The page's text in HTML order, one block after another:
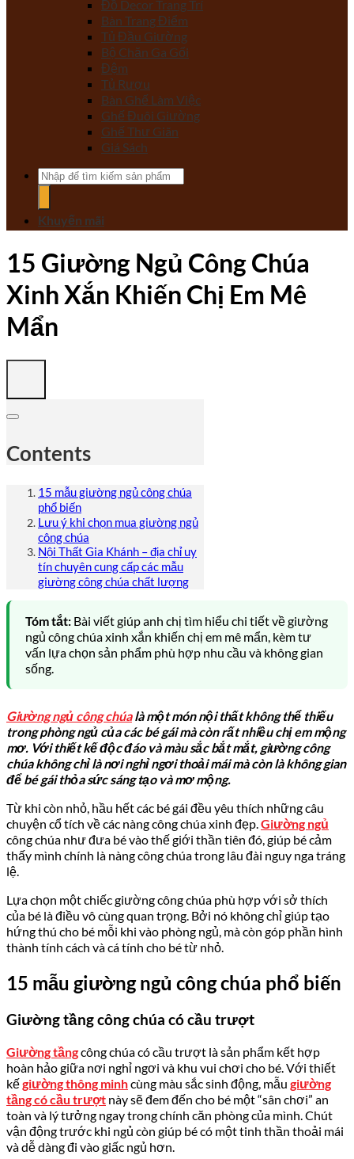
Đồ Decor Trang Trí
Bàn Trang Điểm
Tủ Đầu Giường
Bộ Chăn Ga Gối
Đệm
Tủ Rượu
Bàn Ghế Làm Việc
Ghế Đuôi Giường
Ghế Thư Giãn
Giá Sách
Tìm
kiếm:
Khuyến mãi
15 Giường Ngủ Công Chúa
Xinh Xắn Khiến Chị Em Mê
Mẩn
Contents
15 mẫu giường ngủ công chúa
phổ biến
Lưu ý khi chọn mua giường ngủ
công chúa
Nội Thất Gia Khánh – địa chỉ uy
tín chuyên cung cấp các mẫu
giường công chúa chất lượng
Tóm tắt: Bài viết giúp anh chị tìm hiểu chi tiết về giường
ngủ công chúa xinh xắn khiến chị em mê mẩn, kèm tư
vấn lựa chọn sản phẩm phù hợp nhu cầu và không gian
sống.
Giường ngủ công chúa là một món nội thất không thể thiếu
trong phòng ngủ của các bé gái mà còn rất nhiều chị em mộng
mơ. Với thiết kế độc đáo và màu sắc bắt mắt, giường công
chúa không chỉ là nơi nghỉ ngơi thoải mái mà còn là không gian
để bé gái thỏa sức sáng tạo và mơ mộng.
Từ khi còn nhỏ, hầu hết các bé gái đều yêu thích những câu
chuyện cổ tích về các nàng công chúa xinh đẹp.Giường ngủ
công chúa như đưa bé vào thế giới thần tiên đó, giúp bé cảm
thấy mình chính là nàng công chúa trong lâu đài nguy nga tráng
lệ.
Lựa chọn một chiếc giường công chúa phù hợp với sở thích
của bé là điều vô cùng quan trọng. Bởi nó không chỉ giúp tạo
hứng thú cho bé mỗi khi vào phòng ngủ, mà còn góp phần hình
thành tính cách và cá tính cho bé từ nhỏ.
15 mẫu giường ngủ công chúa phổ biến
Giường tầng công chúa có cầu trượt
Giường tầngcông chúa có cầu trượt là sản phẩm kết hợp
hoàn hảo giữa nơi nghỉ ngơi và khu vui chơi cho bé. Với thiết
kếgiường thông minhcùng màu sắc sinh động, mẫu giường
tầng có cầu trượt này sẽ đem đến cho bé một “sân chơi” an
toàn và lý tưởng ngay trong chính căn phòng của mình. Chút
vận động trước khi ngủ còn giúp bé có một tinh thần thoải mái
và dễ dàng đi vào giấc ngủ hơn.